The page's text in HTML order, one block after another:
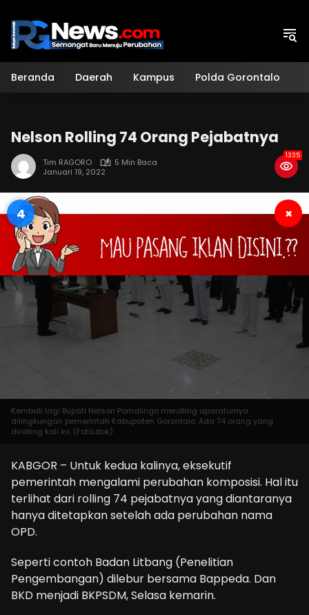
konten
Beranda Daerah Kampus Polda Gorontalo
Nelson Rolling 74 Orang Pejabatnya
Tim RAGORO
5 Min Baca
Januari 19, 2022
1335
2 ×
Kembali lagi Bupati Nelson Pomalingo merolling aparaturnya
dilingkungan pemerintah Kabupaten Gorontalo. Ada 74 orang yang
dirolling kali ini. (Foto;dok)
KABGOR – Untuk kedua kalinya, eksekutif
pemerintah mengalami perubahan komposisi. Hal itu
terlihat dari rolling 74 pejabatnya yang diantaranya
hanya ditetapkan setelah ada perubahan nama
OPD.
Seperti contoh Badan Litbang (Penelitian
Pengembangan) dilebur bersama Bappeda. Dan
BKD menjadi BKPSDM, Selasa kemarin.